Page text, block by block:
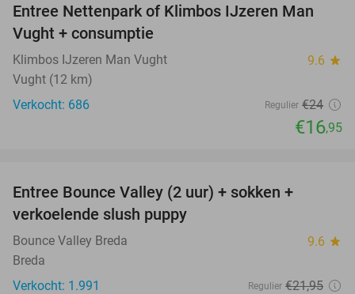
29%
Entree Nettenpark of Klimbos IJzeren Man
Vught + consumptie
Klimbos IJzeren Man Vught 9.6 star
Vught (12 km)
Verkocht: 686
Regulier €24
€16,95
Entree Bounce Valley (2 uur) + sokken +
verkoelende slush puppy
Bounce Valley Breda 9.6 star
Breda
Verkocht: 1.991
Regulier €21,95